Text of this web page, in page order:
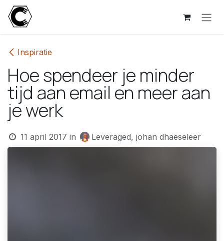
Overslaan naar inhoud
Inspiratie
Hoe spendeer je minder
tijd aan email en meer aan
je werk
11 april 2017 in Leveraged, johan dhaeseleer